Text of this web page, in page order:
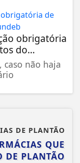
obrigatória
do...
caso não haja
DE PLANTÃO
QUE
DE PLANTÃO